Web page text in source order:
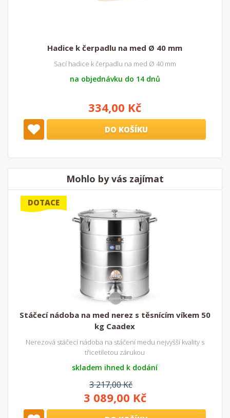
Hadice k čerpadlu na med Ø 40 mm
Sací hadice k čerpadlu na med Ø 40 mm
na objednávku do 14 dnů
334,00 Kč
DO KOŠÍKU
Mohlo by vás zajímat
DOTACE
Stáčecí nádoba na med nerez s těsnícím víkem 50
kg Caadex
Nerezová stáčecí nádoba na stáčení medu nejvyšší kvality s
třicetiletou zárukou
skladem ihned k dodání
3 217,00 Kč
3 089,00 Kč